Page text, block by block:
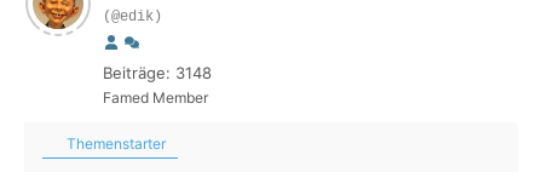
(@edik)
Beiträge: 3148
Famed Member
Themenstarter